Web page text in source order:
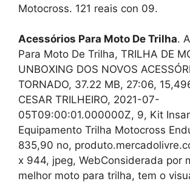
Motocross. 121 reais con 09.
Acessórios Para Moto De Trilha.
Para Moto De Trilha, TRILHA DE
UNBOXING DOS NOVOS
TORNADO, 37.22 MB, 27:06,
CESAR TRILHEIRO, 2021-07-
05T09:00:01.000000Z, 9, Kit
Equipamento Trilha Motocross
835,90 no,
x 944, jpeg, WebConsiderada por
melhor moto para trilha, tem o